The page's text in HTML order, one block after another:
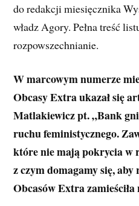
do redakcji miesięcznika
władz Agory. Pełna treść
rozpowszechnianie.
W marcowym numerze
Obcasy Extra ukazał się
Matlakiewicz pt. „Bank
ruchu feministycznego.
które nie mają pokrycia w
z czym domagamy się,
Obcasów Extra